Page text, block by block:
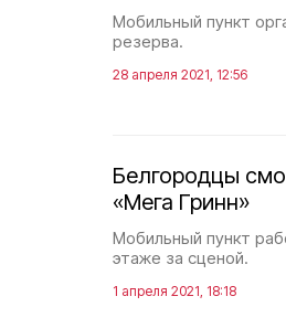
Мобильный пункт
резерва.
28 апреля 2021, 12:56
Белгородцы
«Мега Гринн»
Мобильный пункт
этаже за сценой.
1 апреля 2021, 18:18